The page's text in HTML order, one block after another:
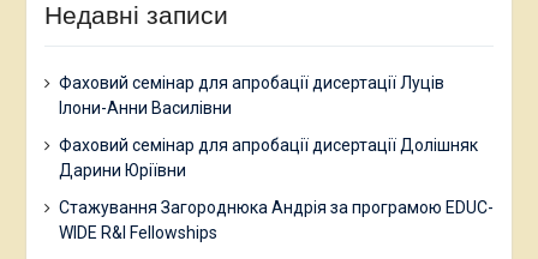
Недавні записи
Фаховий семінар для апробації дисертації Луців
Ілони-Анни Василівни
Фаховий семінар для апробації дисертації Долішняк
Дарини Юріївни
Стажування Загороднюка Андрія за програмою EDUC-
WIDE R&I Fellowships